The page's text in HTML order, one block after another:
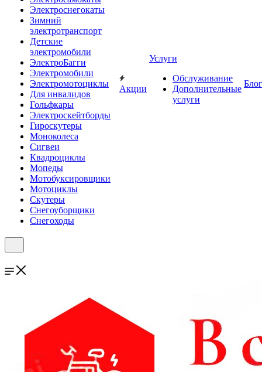
Электроснегокаты
Зимний
электротранспорт
Детские
электромобили
ЭлектроБагги
Электромобили
Электромотоциклы
Для инвалидов
Гольфкары
Электроскейтборды
Гироскутеры
Моноколеса
Сигвеи
Квадроциклы
Мопеды
Мотобуксировщики
Мотоциклы
Скутеры
Снегоуборщики
Снегоходы
Акции
Услуги
Обслуживание
Дополнительные
услуги
Блог